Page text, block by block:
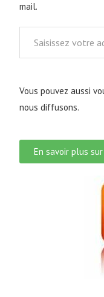
mail.
Vous pouvez aussi
nous diffusons.
En savoir plus